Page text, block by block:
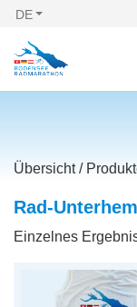
DE
Übersicht/
Rad-
Einzelnes